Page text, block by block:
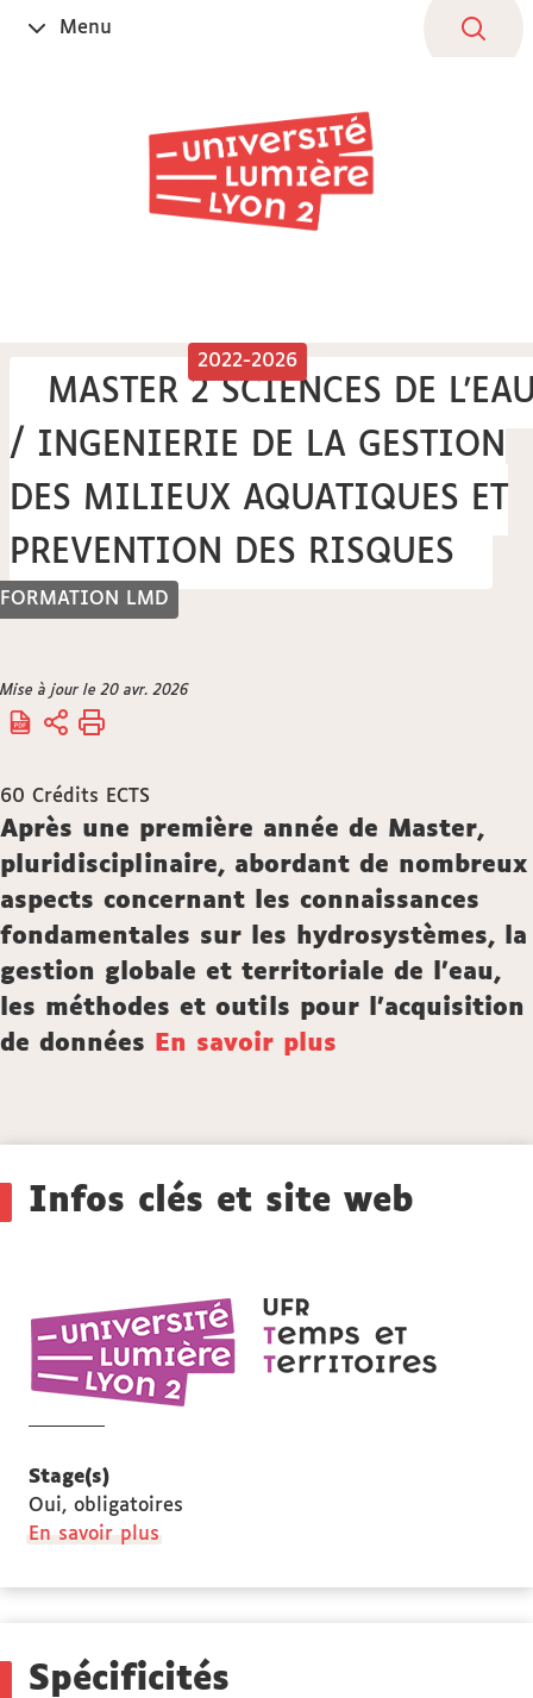
OuvrirMenu
FORMATION LMD
2022-2026
MASTER 2 SCIENCES DE
/ INGENIERIE DE LA GESTION
DES MILIEUX AQUATIQUES ET
PREVENTION DES RISQUES
Vous
êtes
Accueil
Mise à jour le 20 avr. 2026
60 Crédits ECTS
Description
Après une première année de Master,
pluridisciplinaire, abordant de nombreux
aspects concernant les connaissances
fondamentales sur les hydrosystèmes, la
gestion globale et territoriale de l'eau,
les méthodes et outils pour l'acquisition
de données
En savoir plus
Infos clés et site web
et
Stage(s)
Oui, obligatoires
En savoir plus
des
Spécificités